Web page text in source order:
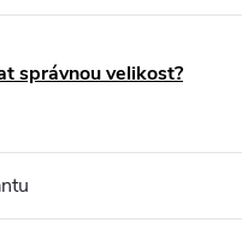
správnou velikost?